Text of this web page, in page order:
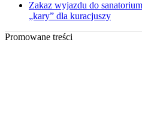
Zakaz wyjazdu do
„kary” dla kuracjuszy
Promowane treści